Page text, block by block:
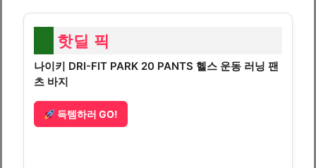
핫딜 픽
나이키 DRI-FIT PARK 20 PANTS 헬스 운동 러닝 팬
츠 바지
득템하러 GO!